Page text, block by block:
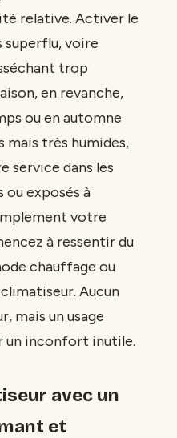
relative. Activer le
superflu, voire
trop
en revanche,
ou en automne
mais très humides,
service dans les
exposés à
votre
à ressentir du
chauffage ou
Aucun
mais un usage
un inconfort inutile.
avec un
et